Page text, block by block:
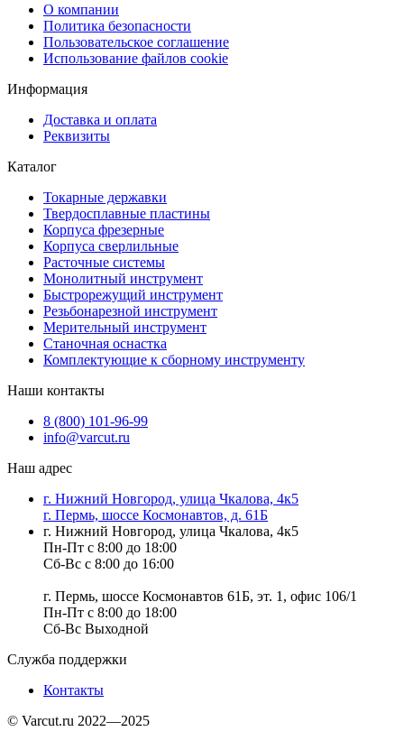
О компании
Политика безопасности
Пользовательское соглашение
Использование файлов cookie
Информация
Доставка и оплата
Реквизиты
Каталог
Токарные державки
Твердосплавные пластины
Корпуса фрезерные
Корпуса сверлильные
Расточные системы
Монолитный инструмент
Быстрорежущий инструмент
Резьбонарезной инструмент
Мерительный инструмент
Станочная оснастка
Комплектующие к сборному инструменту
Наши контакты
8 (800) 101-96-99
info@varcut.ru
Наш адрес
г. Нижний Новгород, улица Чкалова, 4к5
г. Пермь, шоссе Космонавтов, д. 61Б
г. Нижний Новгород, улица Чкалова, 4к5
Пн-Пт с 8:00 до 18:00
Сб-Вс с 8:00 до 16:00
г. Пермь, шоссе Космонавтов 61Б, эт. 1, офис 106/1
Пн-Пт с 8:00 до 18:00
Сб-Вс Выходной
Служба поддержки
Контакты
© Varcut.ru 2022—2025